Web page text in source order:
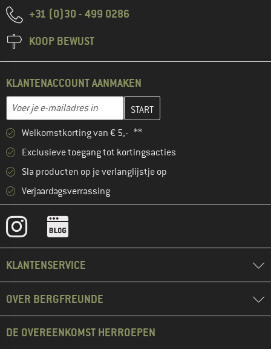
+31 (0)30 - 499 0286
KOOP BEWUST
KLANTENACCOUNT AANMAKEN
E-mailadres
Vul je e-mailadres hier in en maak in de volgende stap je
Welkomstkorting van € 5,- **
Exclusieve toegang tot kortingsacties
Sla producten op je verlanglijstje op
Verjaardagsverrassing
KLANTENSERVICE
OVER BERGFREUNDE
DE OVEREENKOMST HERROEPEN